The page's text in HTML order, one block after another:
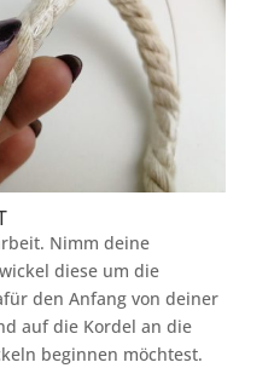
Nimm deine
diese um die
den Anfang von deiner
auf die Kordel an die
beginnen möchtest.